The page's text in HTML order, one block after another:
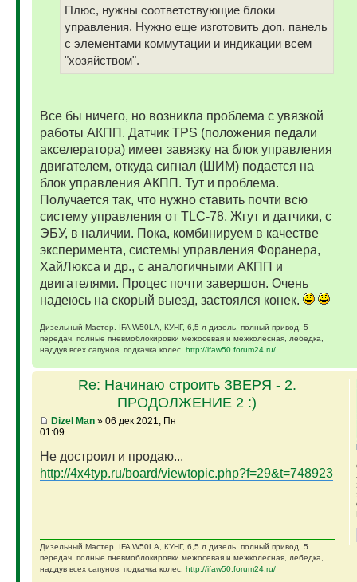
Плюс, нужны соответствующие блоки
управления. Нужно еще изготовить доп. панель
с элементами коммутации и индикации всем
"хозяйством".
Все бы ничего, но возникла проблема с увязкой
работы АКПП. Датчик ТPS (положения педали
акселератора) имеет завязку на блок управления
двигателем, откуда сигнал (ШИМ) подается на
блок управления АКПП. Тут и проблема.
Получается так, что нужно ставить почти всю
систему управления от TLC-78. Жгут и датчики, с
ЭБУ, в наличии. Пока, комбинируем в качестве
эксперимента, системы управления Форанера,
ХайЛюкса и др., с аналогичными АКПП и
двигателями. Процес почти завершон. Очень
надеюсь на скорый выезд, застоялся конек.
Дизельный Мастер. IFA W50LA, КУНГ, 6,5 л дизель, полный привод, 5
передач, полные пневмоблокировки межосевая и межколесная, лебедка,
наддув всех сапунов, подкачка колес. http://ifaw50.forum24.ru/
Re: Начинаю строить ЗВЕРЯ - 2.
ПРОДОЛЖЕНИЕ 2 :)
Dizel Man» 06 дек 2021, Пн
01:09
Не достроил и продаю...
http://4x4typ.ru/board/viewtopic.php?f=29&t=748923
Дизельный Мастер. IFA W50LA, КУНГ, 6,5 л дизель, полный привод, 5
передач, полные пневмоблокировки межосевая и межколесная, лебедка,
наддув всех сапунов, подкачка колес. http://ifaw50.forum24.ru/